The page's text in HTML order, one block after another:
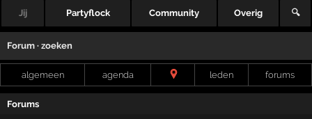
Jij Partyflock Community Overig 🔍
Forum · zoeken
algemeen agenda leden forums
Forums